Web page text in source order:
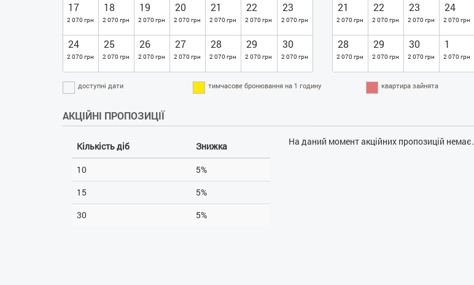
17
2 070 грн
18
2 070 грн
19
2 070 грн
20
2 070 грн
21
2 070 грн
22
2 070 грн
23
2 070 грн
24
2 070 грн
25
2 070 грн
26
2 070 грн
27
2 070 грн
28
2 070 грн
29
2 070 грн
30
2 070 грн
21
2 070 грн
22
2 070 грн
23
2 070 грн
24
2 070 грн
28
2 070 грн
29
2 070 грн
30
2 070 грн
1
2 070 грн
доступні дати тимчасове бронювання на 1 годину квартира зайнята
АКЦІЙНІ ПРОПОЗИЦІЇ
Кількість діб
Знижка
10
5%
15
5%
30
5%
На даний момент акційних пропозицій немає.